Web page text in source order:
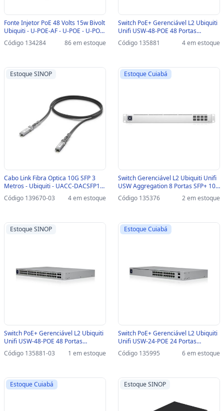
Fonte Injetor PoE 48 Volts 15w Bivolt
Ubiquiti - U-POE-AF - U-POE - U-POE-
AF - U-POE
Código 134284 86 em estoque
Switch PoE+ Gerenciável L2 Ubiquiti
Unifi USW-48-POE 48 Portas
10/100/1000 Mbps + 4 SFP 1G -
USW-48-POE
Código 135881 4 em estoque
Estoque SINOP
Cabo Link Fibra Optica 10G SFP 3
Metros - Ubiquiti - UACC-DACSFP10-
3M-SINOP-03 - UACC-DAC-SFP10-
3M
Código 139670-03 4 em estoque
Estoque Cuiabá
Switch Gerenciável L2 Ubiquiti Unifi
USW Aggregation 8 Portas SFP+ 10G
- USW-AGGREGATION
Código 135376 2 em estoque
Estoque SINOP
Switch PoE+ Gerenciável L2 Ubiquiti
Unifi USW-48-POE 48 Portas
10/100/1000 Mbps + 4 SFP 1G-
SINOP-03 - USW-48-POE
Código 135881-03 1 em estoque
Estoque Cuiabá
Switch PoE+ Gerenciável L2 Ubiquiti
Unifi USW-24-POE 24 Portas
10/100/1000 Mbps + 2 SFP 1G -
USW-24-POE
Código 135995 6 em estoque
Estoque Cuiabá Estoque SINOP